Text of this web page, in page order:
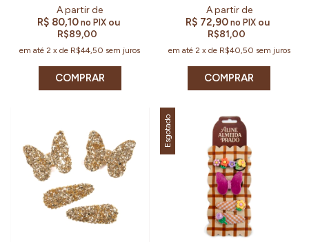
R$ 80,10no PIX ou
R$89,00
em até2 xde R$44,50 sem juros
COMPRAR
R$ 72,90 no PIX ou
R$81,00
em até 2 x de R$40,50 sem juros
COMPRAR
Esgotado